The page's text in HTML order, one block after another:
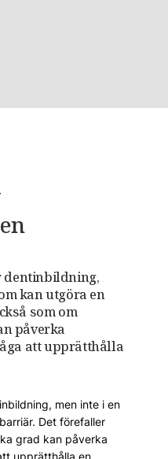
dentinbildning,
kan utgöra en
som om
påverka
att upprätthålla
men inte i en
Det förefaller
grad kan påverka
upprätthålla en